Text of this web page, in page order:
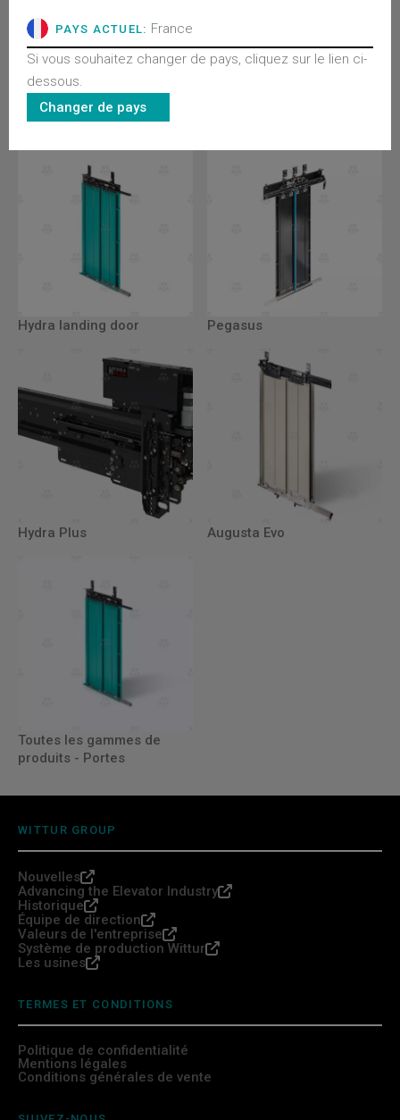
AMD-2
Hydra landing door Pegasus
Hydra Plus Augusta Evo
Toutes les gammes de
produits - Portes
WITTUR GROUP
Nouvelles
Advancing the Elevator Industry
Historique
Équipe de direction
Valeurs de l'entreprise
Système de production Wittur
Les usines
TERMES ET CONDITIONS
Politique de confidentialité
Mentions légales
Conditions générales de vente
PAYS ACTUEL: France
Si vous souhaitez changer de pays, cliquez sur le lien ci-
dessous.
Changer de pays